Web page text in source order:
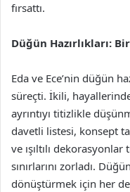
fırsattı.
Düğün Hazırlıkları:
Eda ve Ece’nin düğün
süreçti. İkili,
ayrıntıyı titizlikle
davetli listesi, konsept
ve ışıltılı
sınırlarını zorladı.
dönüştürmek için her